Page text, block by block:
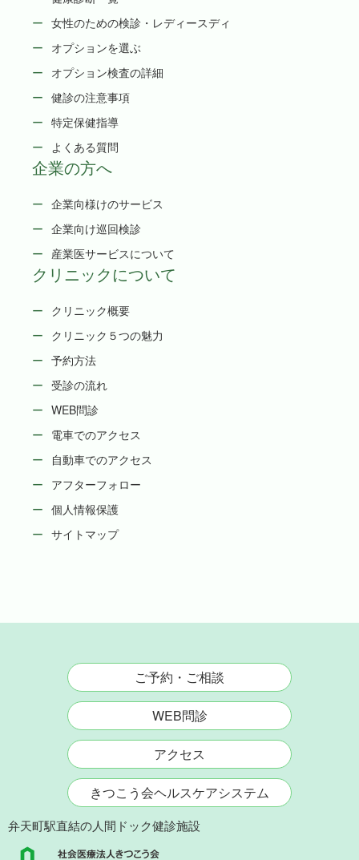
女性のための検診・レディースディ
オプションを選ぶ
オプション検査の詳細
健診の注意事項
特定保健指導
よくある質問
企業の方へ
企業向様けのサービス
企業向け巡回検診
産業医サービスについて
クリニックについて
クリニック概要
クリニック５つの魅力
予約方法
受診の流れ
WEB問診
電車でのアクセス
自動車でのアクセス
アフターフォロー
個人情報保護
サイトマップ
弁天町駅直結の人間ドック健診施設
ご予約・ご相談
WEB問診
アクセス
きつこう会ヘルスケアシステム